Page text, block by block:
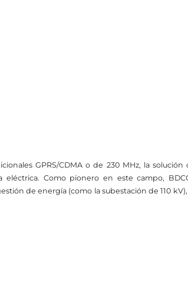
GPRS/CDMA o de 230 MHz, la
Como pionero en este campo,
de energía (como la subestación de 110